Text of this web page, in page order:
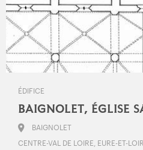
ÉDIFICE
BAIGNOLET, ÉGLISE
BAIGNOLET
CENTRE-VAL DE LOIRE, EURE-ET-